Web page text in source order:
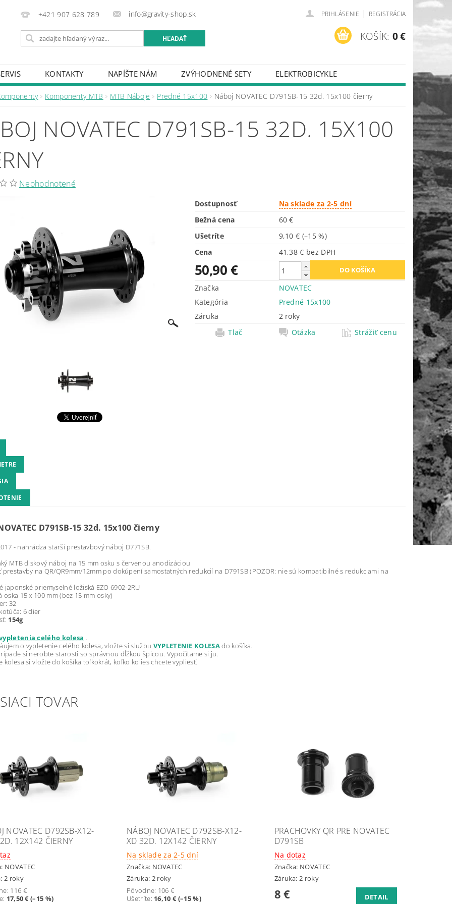
+421 907 628 789 info@gravity-shop.sk PRIHLÁSENIE | REGISTRÁCIA
KOŠÍK: 0 €
KONTAKTY NAPÍŠTE NÁM ZVÝHODNENÉ SETY ELEKTROBICYKLE
Komponenty MTB MTB Náboje Predné 15x100 Náboj NOVATEC D791SB-15 32d. 15x100 čierny
NOVATEC D791SB-15 32D. 15X100
Neohodnotené
Dostupnosť
Na sklade za 2-5 dní
Bežná cena
60 €
Ušetríte
9,10 € (–15 %)
Cena
41,38 € bez DPH
50,90 €
Značka
NOVATEC
Kategória
Predné 15x100
Záruka
2 roky
Tlač
Otázka Strážiť cenu
D791SB-15 32d. 15x100 čierny
- nahrádza starší prestavbový náboj D771SB.
MTB diskový náboj na 15 mm osku s červenou anodizáciou
prestavby na QR/QR9mm/12mm po dokúpení samostatných redukcií na D791SB (POZOR: nie sú kompatibilné s redukciami na
japonské priemyselné ložiská EZO 6902-2RU
oska 15 x 100 mm (bez 15 mm osky)
32
6 dier
154g
celého kolesa .
o vypletenie celého kolesa, vložte si službu VYPLETENIE KOLESAdo košíka.
si nerobte starosti so správnou dĺžkou špicou. Vypočítame si ju.
kolesa si vložte do košíka toľkokrát, koľko kolies chcete vypliesť.
TOVAR
NOVATEC D792SB-X12-
12X142 ČIERNY
NOVATEC
2 roky
116 €
: 17,50 € (–15 %)
NÁBOJ NOVATEC D792SB-X12-
XD 32D. 12X142 ČIERNY
Na sklade za 2-5 dní
Značka: NOVATEC
Záruka: 2 roky
Pôvodne: 106 €
Ušetríte: 16,10 € (–15 %)
PRACHOVKY QR PRE NOVATEC
D791SB
Na dotaz
Značka: NOVATEC
Záruka: 2 roky
8 € DETAIL